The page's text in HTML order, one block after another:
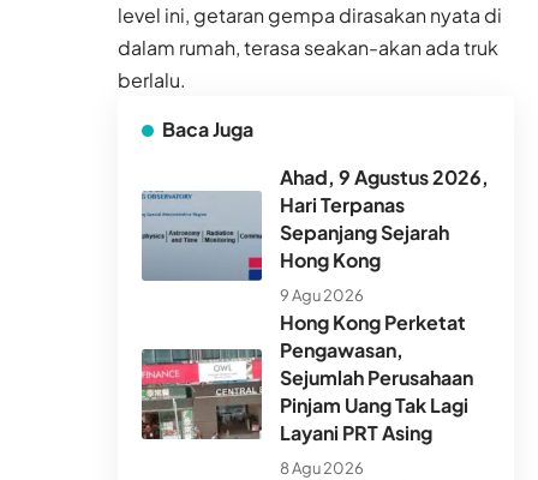
level ini, getaran gempa dirasakan nyata di
dalam rumah, terasa seakan-akan ada truk
berlalu.
Baca Juga
Ahad, 9 Agustus 2026,
Hari Terpanas
Sepanjang Sejarah
Hong Kong
9 Agu 2026
Hong Kong Perketat
Pengawasan,
Sejumlah Perusahaan
Pinjam Uang Tak Lagi
Layani PRT Asing
8 Agu 2026